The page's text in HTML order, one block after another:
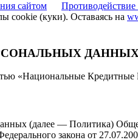
сайтом
cookie (куки). Оставаясь на
ДАННЫХ
«Национальные Кредитные
(далее — Политика)
закона от